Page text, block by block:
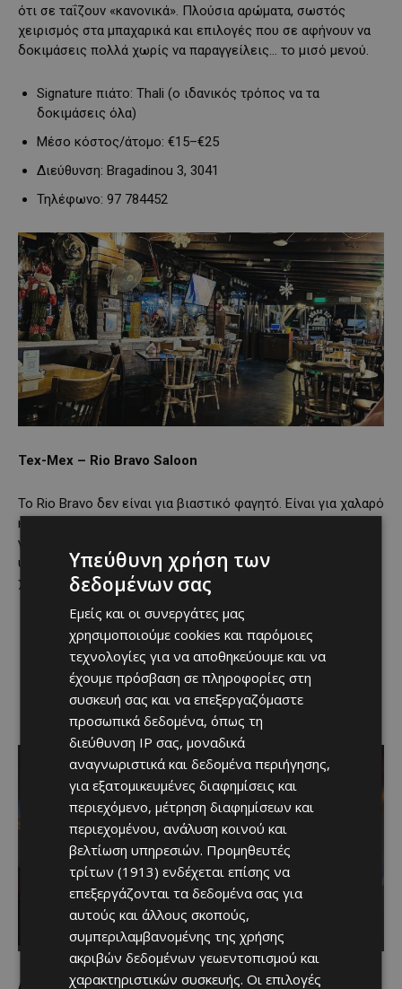
ότι σε ταΐζουν «κανονικά». Πλούσια αρώματα, σωστός
χειρισμός στα μπαχαρικά και επιλογές που σε αφήνουν να
δοκιμάσεις πολλά χωρίς να παραγγείλεις… το μισό μενού.
Signature πιάτο: Thali (ο ιδανικός τρόπος να τα
δοκιμάσεις όλα)
Μέσο κόστος/άτομο: €15–€25
Διεύθυνση: Bragadinou 3, 3041
Τηλέφωνο: 97 784452
Tex-Mex – Rio Bravo Saloon
Το Rio Bravo δεν είναι για βιαστικό φαγητό. Είναι για χαλαρό
κλίμα, παρέα, λίγο γέλιο και πιάτα που έρχονται
γενναιόδωρα στο τραπέζι. Tex-Mex comfort food, χωρίς
υπερβολές στις τιμές και μερίδες που πραγματικά σε
χορταίνουν.
Signature πιάτο: Spare ribs
Μέσο κόστος/άτομο: €15–€30
Διεύθυνση: Ariadnis 5, Μουτταγιάκα 4531
Τηλέφωνο: 25 770000
Λιβανέζικη – Cedars Lebanese Restaurant
Υπεύθυνη χρήση των
δεδομένων σας
Εμείς και οι συνεργάτες μας
χρησιμοποιούμε cookies και παρόμοιες
τεχνολογίες για να αποθηκεύουμε και να
έχουμε πρόσβαση σε πληροφορίες στη
συσκευή σας και να επεξεργαζόμαστε
προσωπικά δεδομένα, όπως τη
διεύθυνση IP σας, μοναδικά
αναγνωριστικά και δεδομένα περιήγησης,
για εξατομικευμένες διαφημίσεις και
περιεχόμενο, μέτρηση διαφημίσεων και
περιεχομένου, ανάλυση κοινού και
βελτίωση υπηρεσιών. Προμηθευτές
τρίτων (1913) ενδέχεται επίσης να
επεξεργάζονται τα δεδομένα σας για
αυτούς και άλλους σκοπούς,
συμπεριλαμβανομένης της χρήσης
ακριβών δεδομένων γεωεντοπισμού και
χαρακτηριστικών συσκευής. Οι επιλογές